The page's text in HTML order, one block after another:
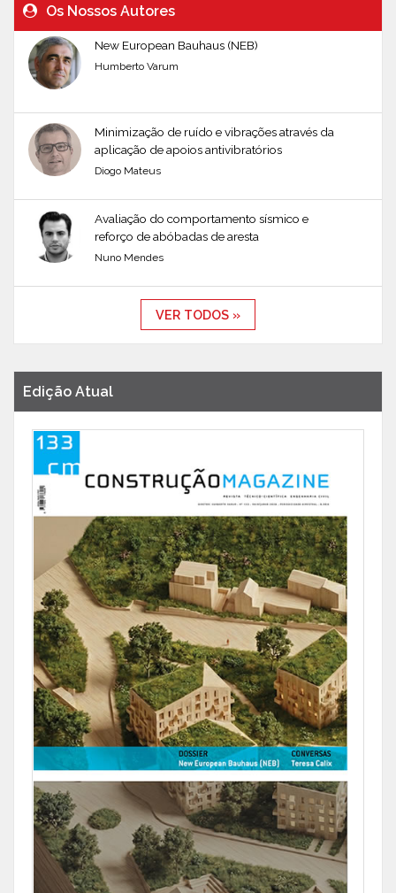
Os Nossos Autores
New European Bauhaus (NEB)
Humberto Varum
Minimização de ruído e vibrações através da
aplicação de apoios antivibratórios
Diogo Mateus
Avaliação do comportamento sísmico e
reforço de abóbadas de aresta
Nuno Mendes
VER TODOS »
Edição Atual